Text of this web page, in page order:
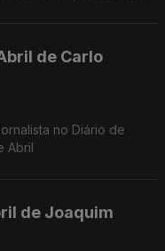
de Carlo
no Diário de
Abril
de Joaquim